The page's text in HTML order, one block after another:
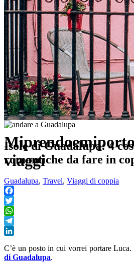
viaggi
Isole di Guadalupa: 4
romantiche da fare in
Guadalupa, Travel, Viaggi di coppia
Facebook
Twitter
WhatsApp
Telegram
C’è un posto in cui vorrei portare Luca.
di Guadalupa.